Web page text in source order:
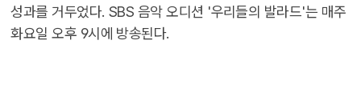
성과를 거두었다. SBS 음악 오디션 '우리들의 발라드'는 매주
화요일 오후 9시에 방송된다.